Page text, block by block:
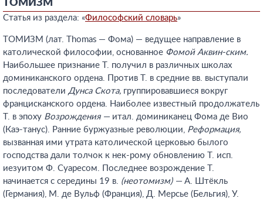
ТОМИЗМ
Статья из раздела: «Философский словарь»
ТОМИЗМ (лат. Thomas — Фома) — ведущее направление в
католической философии, основанное Фомой Аквин-ским.
Наибольшее признание Т. получил в различных школах
доминиканского ордена. Против Т. в средние вв. выступали
последователи Дунса Скота, группировавшиеся вокруг
францисканского ордена. Наиболее известный продолжатель
Т. в эпоху Возрождения — итал. доминиканец Фома де Вио
(Каэ-танус). Ранние буржуазные революции, Реформация,
вызванная ими утрата католической церковью былого
господства дали толчок к нек-рому обновлению Т. исп.
иезуитом Ф. Суаресом. Последнее возрождение Т.
начинается с середины 19 в. (неотомизм) — А. Штёкль
(Германия), М. де Вульф (Франция), Д. Мерсье (Бельгия), У.